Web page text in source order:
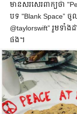
មាន​សរសេរ​ពាក្យ​ថា
បទ "Blank Space” ចូ
@taylorswift” រួម​ទាំង​
ផង។